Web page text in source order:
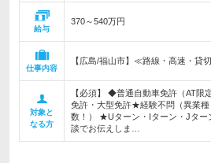
給与
370～540万円
仕事内容
【広島/福山市】≪路線・高速・貸
対象と
なる方
【必須】 ◆普通自動車免許（AT
免許・大型免許★経験不問（異業種
数！） ★Uターン・Iターン・Jター
談でお伝えしま…